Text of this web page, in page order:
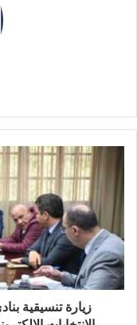
زيارة تنسيقية